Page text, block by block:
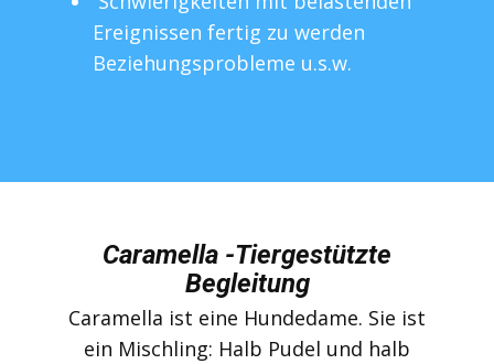
Ereignissen fertig zu werden
Beziehungsprobleme u.s.w.
Caramella -Tiergestützte
Begleitung
Caramella ist eine Hundedame. Sie ist
ein Mischling: Halb Pudel und halb